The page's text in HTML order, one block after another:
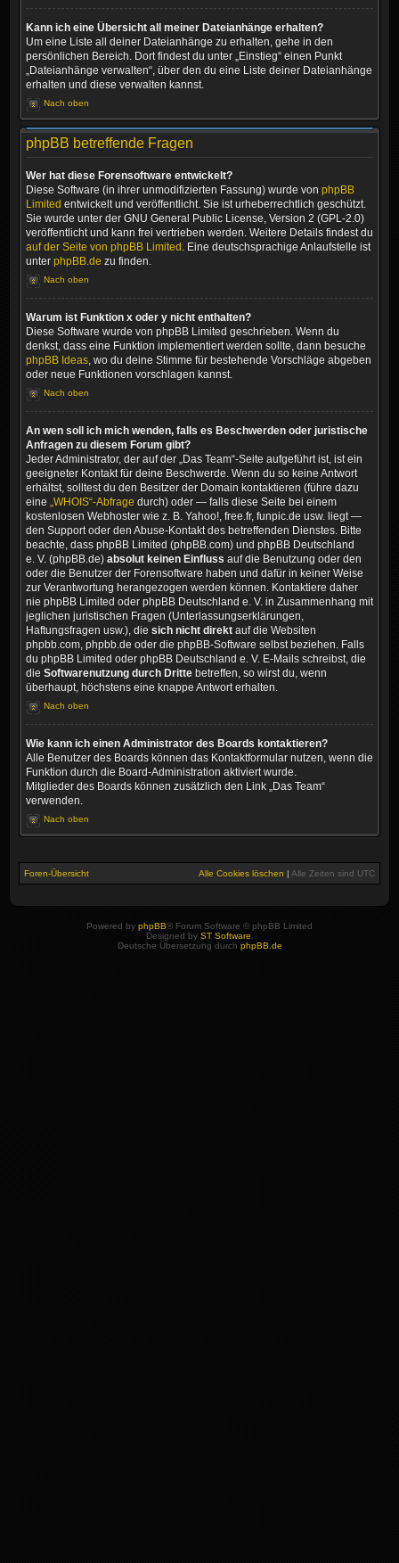
Kann ich eine Übersicht all meiner Dateianhänge erhalten?
Um eine Liste all deiner Dateianhänge zu erhalten, gehe in den
persönlichen Bereich. Dort findest du unter „Einstieg“ einen Punkt
„Dateianhänge verwalten“, über den du eine Liste deiner Dateianhänge
erhalten und diese verwalten kannst.
Nach oben
phpBB betreffende Fragen
Wer hat diese Forensoftware entwickelt?
Diese Software (in ihrer unmodifizierten Fassung) wurde von phpBB
Limited entwickelt und veröffentlicht. Sie ist urheberrechtlich geschützt.
Sie wurde unter der GNU General Public License, Version 2 (GPL-2.0)
veröffentlicht und kann frei vertrieben werden. Weitere Details findest du
auf der Seite von phpBB Limited . Eine deutschsprachige Anlaufstelle ist
unter phpBB.de zu finden.
Nach oben
Warum ist Funktion x oder y nicht enthalten?
Diese Software wurde von phpBB Limited geschrieben. Wenn du
denkst, dass eine Funktion implementiert werden sollte, dann besuche
phpBB Ideas, wo du deine Stimme für bestehende Vorschläge abgeben
oder neue Funktionen vorschlagen kannst.
Nach oben
An wen soll ich mich wenden, falls es Beschwerden oder juristische
Anfragen zu diesem Forum gibt?
Jeder Administrator, der auf der „Das Team“-Seite aufgeführt ist, ist ein
geeigneter Kontakt für deine Beschwerde. Wenn du so keine Antwort
erhältst, solltest du den Besitzer der Domain kontaktieren (führe dazu
eine „WHOIS“-Abfrage durch) oder — falls diese Seite bei einem
kostenlosen Webhoster wie z. B. Yahoo!, free.fr, funpic.de usw. liegt —
den Support oder den Abuse-Kontakt des betreffenden Dienstes. Bitte
beachte, dass phpBB Limited (phpBB.com) und phpBB Deutschland
e. V. (phpBB.de) absolut keinen Einfluss auf die Benutzung oder den
oder die Benutzer der Forensoftware haben und dafür in keiner Weise
zur Verantwortung herangezogen werden können. Kontaktiere daher
nie phpBB Limited oder phpBB Deutschland e. V. in Zusammenhang mit
jeglichen juristischen Fragen (Unterlassungserklärungen,
Haftungsfragen usw.), die sich nicht direkt auf die Websiten
phpbb.com, phpbb.de oder die phpBB-Software selbst beziehen. Falls
du phpBB Limited oder phpBB Deutschland e. V. E-Mails schreibst, die
die Softwarenutzung durch Dritte betreffen, so wirst du, wenn
überhaupt, höchstens eine knappe Antwort erhalten.
Nach oben
Wie kann ich einen Administrator des Boards kontaktieren?
Alle Benutzer des Boards können das Kontaktformular nutzen, wenn die
Funktion durch die Board-Administration aktiviert wurde.
Mitglieder des Boards können zusätzlich den Link „Das Team“
verwenden.
Nach oben
Foren-Übersicht Alle Cookies löschen | Alle Zeiten sind UTC
Powered by phpBB® Forum Software © phpBB Limited
Designed by ST Software
Deutsche Übersetzung durch phpBB.de